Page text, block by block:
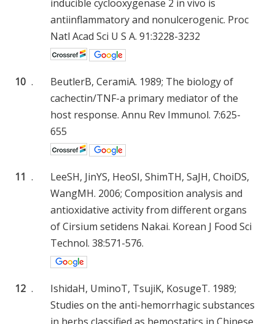
inducible cyclooxygenase 2 in vivo is
antiinflammatory and nonulcerogenic. Proc
Natl Acad Sci U S A. 91:3228-3232
10 .
BeutlerB, CeramiA. 1989; The biology of
cachectin/TNF-a primary mediator of the
host response. Annu Rev Immunol. 7:625-
655
11 .
LeeSH, JinYS, HeoSI, ShimTH, SaJH, ChoiDS,
WangMH. 2006; Composition analysis and
antioxidative activity from different organs
of Cirsium setidens Nakai. Korean J Food Sci
Technol. 38:571-576.
12 .
IshidaH, UminoT, TsujiK, KosugeT. 1989;
Studies on the anti-hemorrhagic substances